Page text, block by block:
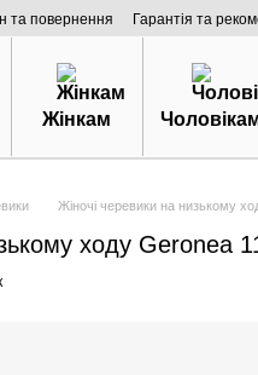
та повернення Гарантія та
Жінкам
Жіночі черевики на низькому
ходу Geronea